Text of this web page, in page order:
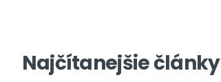
Najčítanejšie články